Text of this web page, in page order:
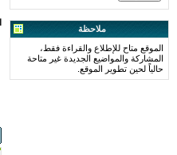
ملاحظة
الموقع متاح للإطلاع والقراءة فقط،
المشاركة والمواضيع الجديدة غير متاحة
حالياً لحين تطوير الموقع.